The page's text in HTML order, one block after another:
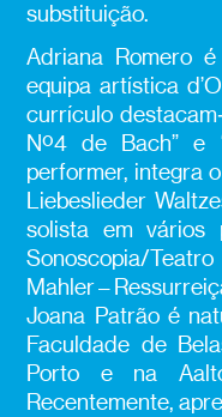
substituição.
Adriana Romero
equipa artística
currículo
Nº4 de Bach” e
performer, integra
Liebeslieder
solista em vários
Sonoscopia/
Mahler –
Joana Patrão é
Faculdade de
Porto e na
Recentemente,